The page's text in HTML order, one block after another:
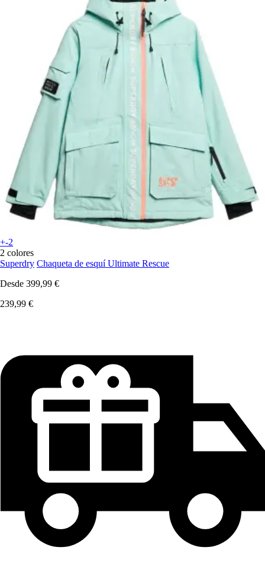
+-2
2 colores
Superdry Chaqueta de esquí Ultimate Rescue
Desde 399,99 €
239,99 €